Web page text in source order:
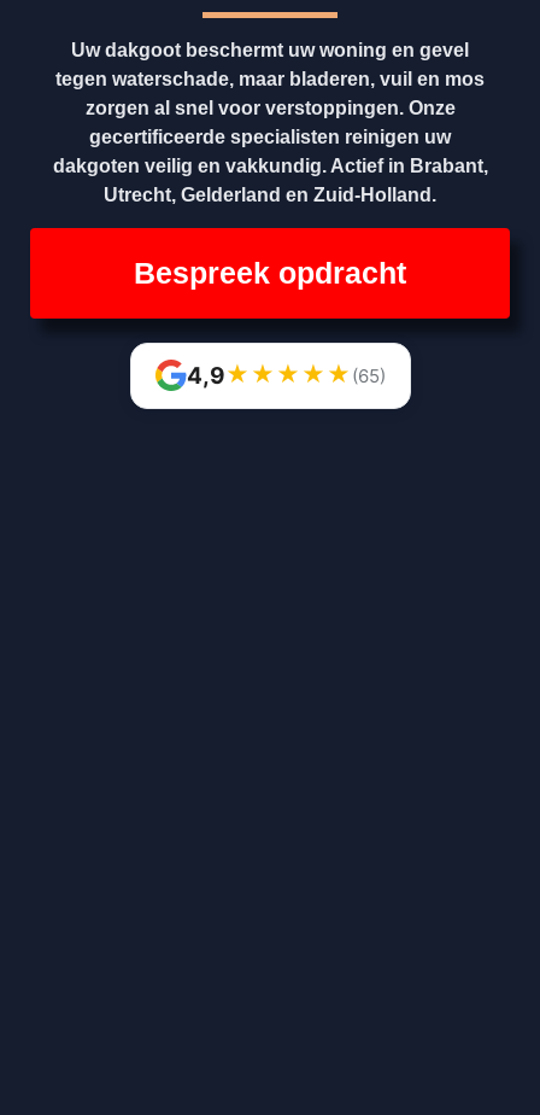
Uw dakgoot beschermt uw woning en gevel
tegen waterschade, maar bladeren, vuil en mos
zorgen al snel voor verstoppingen. Onze
gecertificeerde specialisten reinigen uw
dakgoten veilig en vakkundig. Actief in Brabant,
Utrecht, Gelderland en Zuid-Holland.
Bespreek opdracht
4,9★ ★ ★ ★ ★ (65)